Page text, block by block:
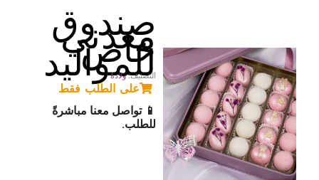
صندوق
معدني
خاص
للمواليد
التصنيف:ولادة
على الطلب فقط
📱 تواصل معنا مباشرةً
للطلب.